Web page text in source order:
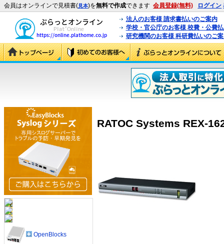
会員はオンラインで見積書(見本)を無料で作成できます 会員登録(無料) ログイン
法人のお客様 請求書払いのご案内
学校・官公庁のお客様 校費・公費
研究機関のお客様 科研費払いのご
RATOC Systems REX-
OpenBlocks